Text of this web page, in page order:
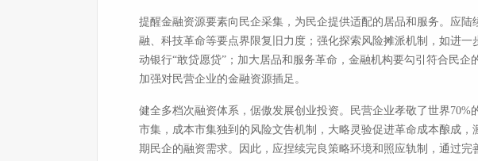
提醒金融资源要素向民企采集，为民企提供适配的居品和服务。应
融、科技革命等要点界限复旧力度；强化探索风险摊派机制，如进
动银行“敢贷愿贷”；加大居品和服务革命，金融机构要勾引符合民
加强对民营企业的金融资源插足。
健全多档次融资体系，倨傲发展创业投资。民营企业孝敬了世界
市集，成本市集独到的风险文告机制，大略灵验促进革命成本酿成
期民企的融资需求。因此，应捏续完良策略环境和照应轨制，通过